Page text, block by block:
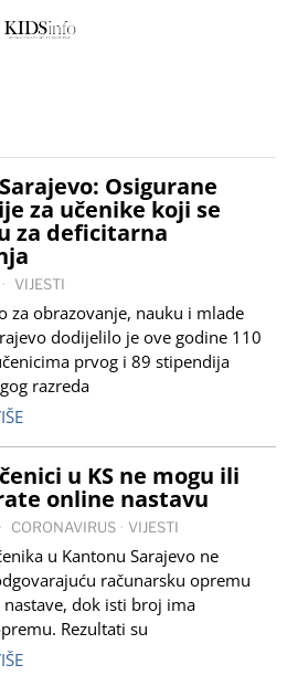
Osigurane
za učenike koji se
za deficitarna
VIJESTI
za obrazovanje, nauku i mlade
dodijelilo je ove godine 110
prvog i 89 stipendija
razreda
u KS ne mogu ili
online nastavu
CORONAVIRUS · VIJESTI
u Kantonu Sarajevo ne
računarsku opremu
nastave, dok isti broj ima
Rezultati su